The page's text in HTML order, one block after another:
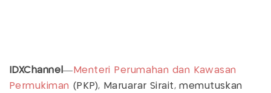
IDXChannel— Menteri Perumahan dan Kawasan
Permukiman (PKP), Maruarar Sirait, memutuskan